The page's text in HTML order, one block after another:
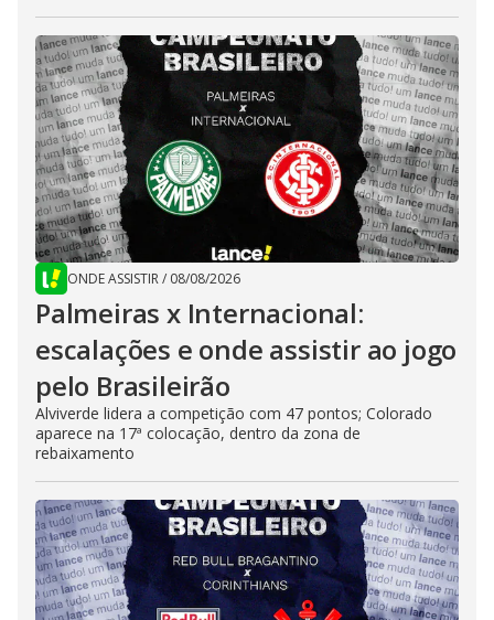
ONDE ASSISTIR/ 08/08/2026
Palmeiras x Internacional:
escalações e onde assistir ao jogo
pelo Brasileirão
Alviverde lidera a competição com 47 pontos; Colorado
aparece na 17ª colocação, dentro da zona de
rebaixamento